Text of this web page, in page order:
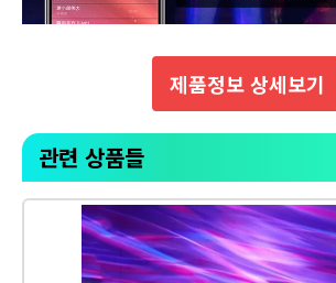
제품정보 상세보기
관련 상품들